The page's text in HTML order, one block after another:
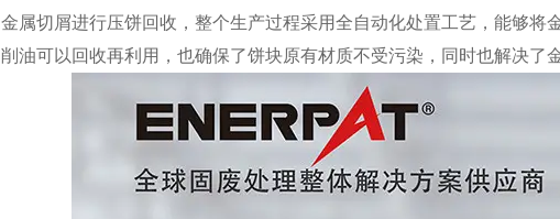
金属切屑进行压饼回收，整个生产过程采用全自动化处置工艺，能够将
削油可以回收再利用，也确保了饼块原有材质不受污染，同时也解决了